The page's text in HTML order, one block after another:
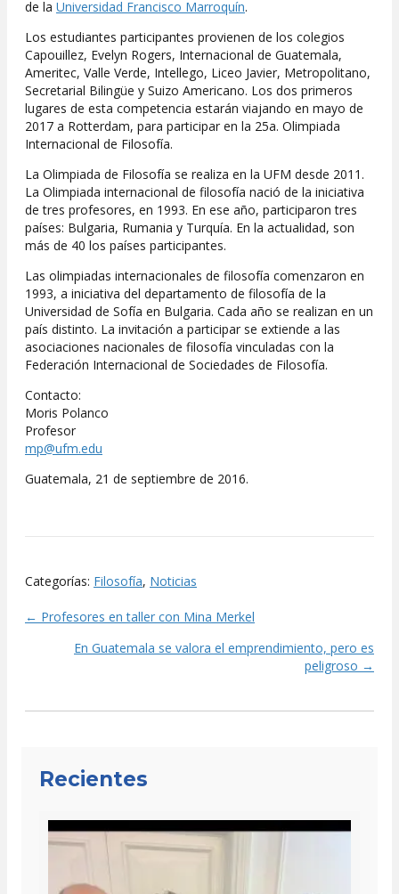
de la Universidad Francisco Marroquín.
Los estudiantes participantes provienen de los colegios
Capouillez, Evelyn Rogers, Internacional de Guatemala,
Ameritec, Valle Verde, Intellego, Liceo Javier, Metropolitano,
Secretarial Bilingüe y Suizo Americano. Los dos primeros
lugares de esta competencia estarán viajando en mayo de
2017 a Rotterdam, para participar en la 25a. Olimpiada
Internacional de Filosofía.
La Olimpiada de Filosofía se realiza en la UFM desde 2011.
La Olimpiada internacional de filosofía nació de la iniciativa
de tres profesores, en 1993. En ese año, participaron tres
países: Bulgaria, Rumania y Turquía. En la actualidad, son
más de 40 los países participantes.
Las olimpiadas internacionales de filosofía comenzaron en
1993, a iniciativa del departamento de filosofía de la
Universidad de Sofía en Bulgaria. Cada año se realizan en un
país distinto. La invitación a participar se extiende a las
asociaciones nacionales de filosofía vinculadas con la
Federación Internacional de Sociedades de Filosofía.
Contacto:
Moris Polanco
Profesor
mp@ufm.edu
Guatemala, 21 de septiembre de 2016.
Categorías: Filosofía, Noticias
Posts
navigation
← Profesores en taller con Mina Merkel
En Guatemala se valora el emprendimiento, pero es
peligroso →
Recientes